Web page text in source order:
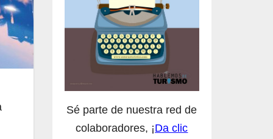
Sé parte de nuestra red de
colaboradores, ¡Da clic